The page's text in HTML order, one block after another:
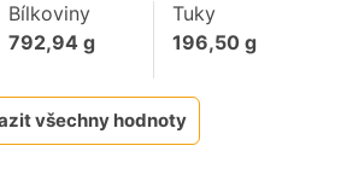
Bílkoviny
792,94 g
Tuky
196,50g
všechny hodnoty